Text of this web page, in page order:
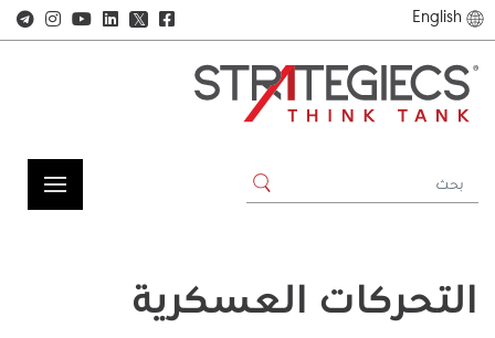
English
𝕏
التحركات العسكرية